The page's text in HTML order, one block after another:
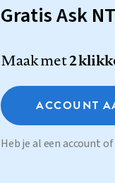
Gratis Ask
Maak met2
ACCOUNT
Heb je al een account